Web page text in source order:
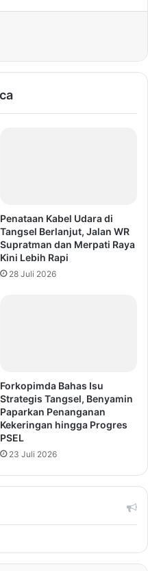
Penataan Kabel Udara di
Tangsel Berlanjut, Jalan WR
Supratman dan Merpati Raya
Kini Lebih Rapi
28 Juli 2026
Forkopimda Bahas Isu
Strategis Tangsel, Benyamin
Paparkan Penanganan
Kekeringan hingga Progres
PSEL
23 Juli 2026